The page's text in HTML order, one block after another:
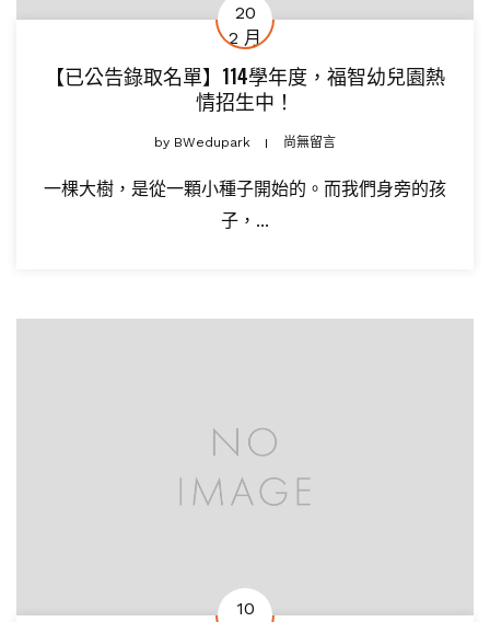
20
2 月
【已公告錄取名單】114學年度，福智幼兒園熱
情招生中！
by BWedupark 尚無留言
一棵大樹，是從一顆小種子開始的。而我們身旁的孩
子，...
10